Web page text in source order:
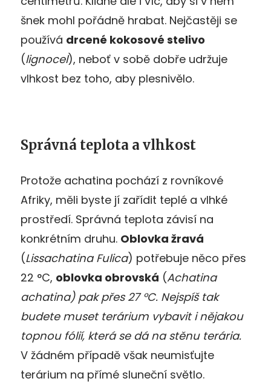
šnek mohl pořádně hrabat. Nejčastěji se
používá drcené kokosové stelivo
(lignocel), neboť v sobě dobře udržuje
vlhkost bez toho, aby plesnivělo.
Správná teplota a vlhkost
Protože achatina pochází z rovníkové
Afriky, měli byste jí zařídit teplé a vlhké
prostředí. Správná teplota závisí na
konkrétním druhu. Oblovka žravá
(Lissachatina Fulica) potřebuje něco přes
22 °C, oblovka obrovská (Achatina
achatina) pak přes 27 °C. Nejspíš tak
budete muset terárium vybavit i nějakou
topnou fólií, která se dá na stěnu terária.
V žádném případě však neumisťujte
terárium na přímé sluneční světlo.